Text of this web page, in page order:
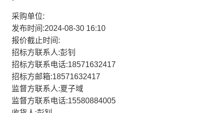
采购单位:
发布时间:2024-08-30 16:10
报价截止时间:
招标方联系人:彭钊
招标方联系电话:18571632417
招标方邮箱:18571632417
监督方联系人:夏子域
监督方联系电话:15580884005